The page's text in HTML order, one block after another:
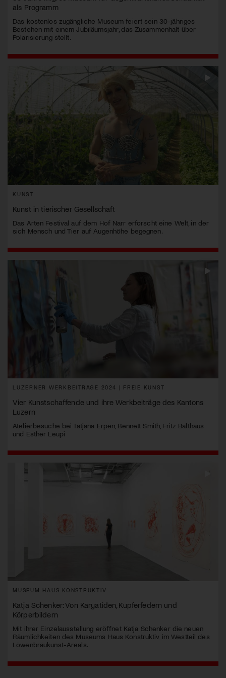
als Programm
Das kostenlos zugängliche Museum feiert sein 30-jähriges
Bestehen mit einem Jubiläumsjahr, das Zusammenhalt über
Polarisierung stellt.
KUNST
Kunst in tierischer Gesellschaft
Das Arten Festival auf dem Hof Narr erforscht eine Welt, in der
sich Mensch und Tier auf Augenhöhe begegnen.
LUZERNER WERKBEITRÄGE 2024 | FREIE KUNST
Vier Kunstschaffende und ihre Werkbeiträge des Kantons
Luzern
Atelierbesuche bei Tatjana Erpen, Bennett Smith, Fritz Balthaus
und Esther Leupi
MUSEUM HAUS KONSTRUKTIV
Katja Schenker: Von Karyatiden, Kupferfedern und
Körperbildern
Mit ihrer Einzelausstellung eröffnet Katja Schenker die neuen
Räumlichkeiten des Museums Haus Konstruktiv im Westteil des
Löwenbräukunst-Areals.